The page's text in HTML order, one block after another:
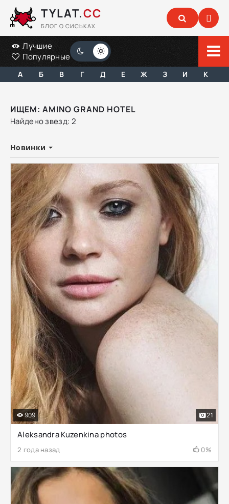
TYLAT.CC
БЛОГ О СИСЬКАХ
Лучшие
Популярные
А Б В Г Д Е Ж З И К
ИЩЕМ: AMINO GRAND HOTEL
Найдено звезд: 2
Новинки
Aleksandra Kuzenkina photos
2 года назад 0%
909 21